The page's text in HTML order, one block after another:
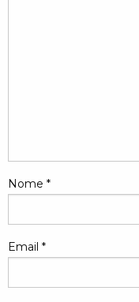
Nome *
Email *